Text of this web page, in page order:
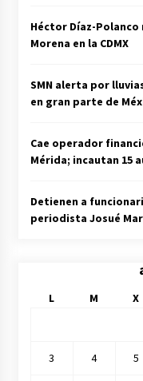
Héctor Díaz-
Morena en la CDMX
SMN alerta por
en gran parte de
Cae operador
Mérida; incautan 15
Detienen a
periodista Josué
L M X
3 4 5